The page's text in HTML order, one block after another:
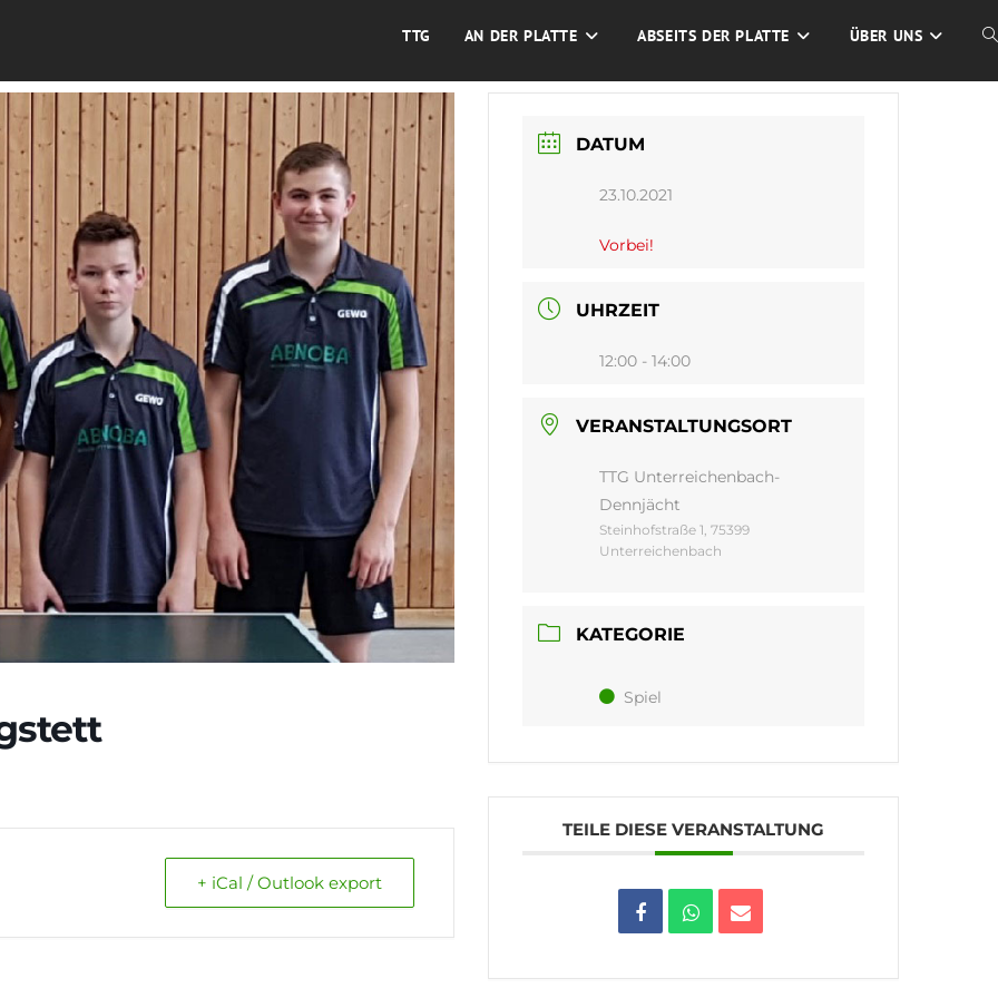
TTG AN DER PLATTE ABSEITS DER PLATTE ÜBER UNS
+ iCal / Outlook export
DATUM
23.10.2021
Vorbei!
UHRZEIT
12:00 - 14:00
VERANSTALTUNGSORT
TTG Unterreichenbach-
Dennjächt
Steinhofstraße 1, 75399
Unterreichenbach
KATEGORIE
Spiel
TEILE DIESE VERANSTALTUNG